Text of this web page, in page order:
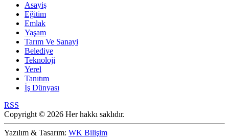
Asayiş
Eğitim
Emlak
Yaşam
Tarım Ve Sanayi
Belediye
Teknoloji
Yerel
Tanıtım
İş Dünyası
RSS
Copyright © 2026 Her hakkı saklıdır.
Yazılım & Tasarım: WK Bilişim